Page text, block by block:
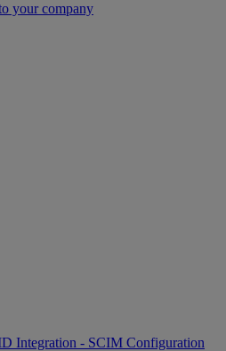
your company
Integration - SCIM Configuration